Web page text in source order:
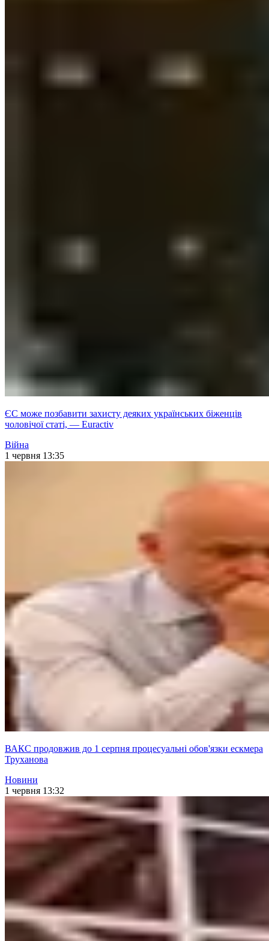
ЄС може позбавити захисту деяких українських біженців
чоловічої статі, — Euractiv
Війна
1 червня 13:35
ВАКС продовжив до 1 серпня процесуальні обов'язки ескмера
Труханова
Новини
1 червня 13:32